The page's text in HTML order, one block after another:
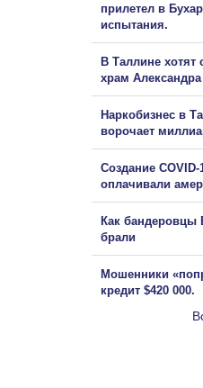
прилетел в
испытания.
В Таллине хотят
храм Александра
Наркобизнес в
ворочает
Создание COVID-
оплачивали
Как бандеровцы
брали
Мошенники
кредит $420 000.